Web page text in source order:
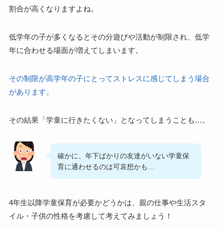
割合が高くなりますよね。
低学年の子が多くなるとその分遊びや活動が制限され、低学
年に合わせる場面が増えてしまいます。
その制限が高学年の子にとってストレスに感じてしまう場合
があります。
その結果「学童に行きたくない」となってしまうことも…。
確かに、年下ばかりの友達がいない学童保
育に通わせるのは可哀想かも…
4年生以降学童保育が必要かどうかは、親の仕事や生活スタ
イル・子供の性格を考慮して考えてみましょう！